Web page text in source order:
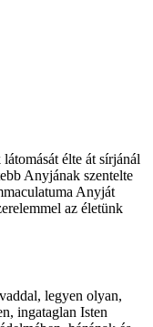
élte át sírjánál
Anyjának szentelte
Anyját
az életünk
legyen olyan,
ingataglan Isten